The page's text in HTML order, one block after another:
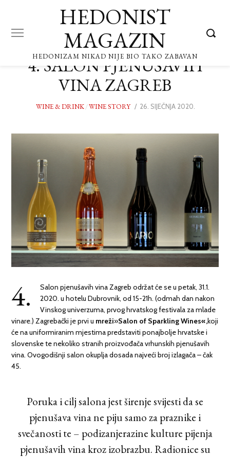
HEDONIST
MAGAZIN
HEDONIZAM NIKAD NIJE BIO TAKO ZABAVAN
4. SALON PJENUŠAVIH
VINA ZAGREB
WINE & DRINK/WINE STORY
POSTED
26. SIJEČNJA 2020.
4.
Salon pjenušavih vina Zagreb održat će se u petak, 31.1.
2020. u hotelu Dubrovnik, od 15-21h. (odmah dan nakon
Vinskog univerzuma, prvog hrvatskog festivala za mlade
vinare.) Zagrebački je prvi u mreži»Salon of Sparkling Wines«,koji
će na uniformiranim mjestima predstaviti ponajbolje hrvatske i
slovenske te nekoliko stranih proizvođača vrhunskih pjenušavih
vina. Ovogodišnji salon okuplja dosada najveći broj izlagača – čak
45.
Poruka i cilj salona jest širenje svijesti da se
pjenušava vina ne piju samo za praznike i
svečanosti te – podizanjerazine kulture pijenja
pjenušavih vina kroz izobrazbu. Radionice su